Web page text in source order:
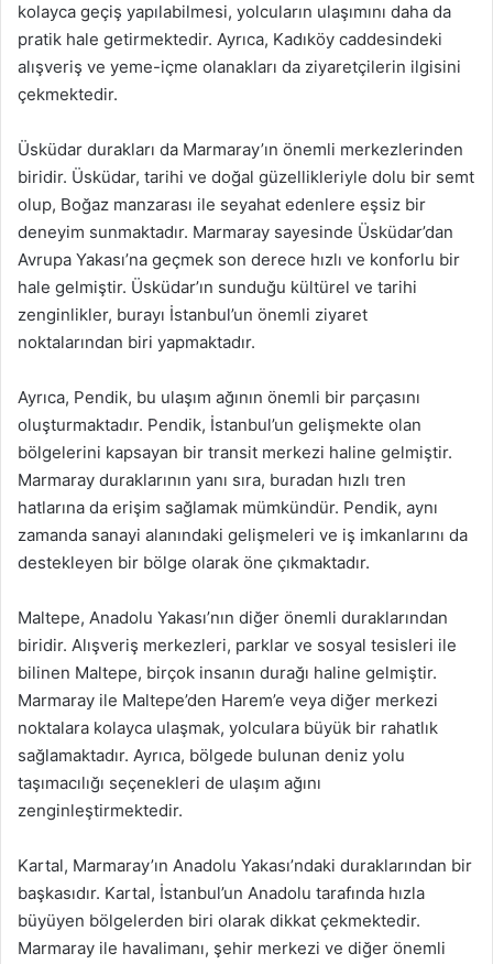
kolayca geçiş yapılabilmesi, yolcuların ulaşımını daha da
pratik hale getirmektedir. Ayrıca, Kadıköy caddesindeki
alışveriş ve yeme-içme olanakları da ziyaretçilerin ilgisini
çekmektedir.
Üsküdar durakları da Marmaray’ın önemli merkezlerinden
biridir. Üsküdar, tarihi ve doğal güzellikleriyle dolu bir semt
olup, Boğaz manzarası ile seyahat edenlere eşsiz bir
deneyim sunmaktadır. Marmaray sayesinde Üsküdar’dan
Avrupa Yakası’na geçmek son derece hızlı ve konforlu bir
hale gelmiştir. Üsküdar’ın sunduğu kültürel ve tarihi
zenginlikler, burayı İstanbul’un önemli ziyaret
noktalarından biri yapmaktadır.
Ayrıca, Pendik, bu ulaşım ağının önemli bir parçasını
oluşturmaktadır. Pendik, İstanbul’un gelişmekte olan
bölgelerini kapsayan bir transit merkezi haline gelmiştir.
Marmaray duraklarının yanı sıra, buradan hızlı tren
hatlarına da erişim sağlamak mümkündür. Pendik, aynı
zamanda sanayi alanındaki gelişmeleri ve iş imkanlarını da
destekleyen bir bölge olarak öne çıkmaktadır.
Maltepe, Anadolu Yakası’nın diğer önemli duraklarından
biridir. Alışveriş merkezleri, parklar ve sosyal tesisleri ile
bilinen Maltepe, birçok insanın durağı haline gelmiştir.
Marmaray ile Maltepe’den Harem’e veya diğer merkezi
noktalara kolayca ulaşmak, yolculara büyük bir rahatlık
sağlamaktadır. Ayrıca, bölgede bulunan deniz yolu
taşımacılığı seçenekleri de ulaşım ağını
zenginleştirmektedir.
Kartal, Marmaray’ın Anadolu Yakası’ndaki duraklarından bir
başkasıdır. Kartal, İstanbul’un Anadolu tarafında hızla
büyüyen bölgelerden biri olarak dikkat çekmektedir.
Marmaray ile havalimanı, şehir merkezi ve diğer önemli